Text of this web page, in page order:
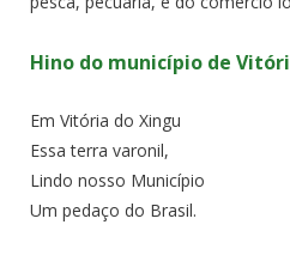
Hino do município de
Em Vitória do Xingu
Essa terra varonil,
Lindo nosso Município
Um pedaço do Brasil.